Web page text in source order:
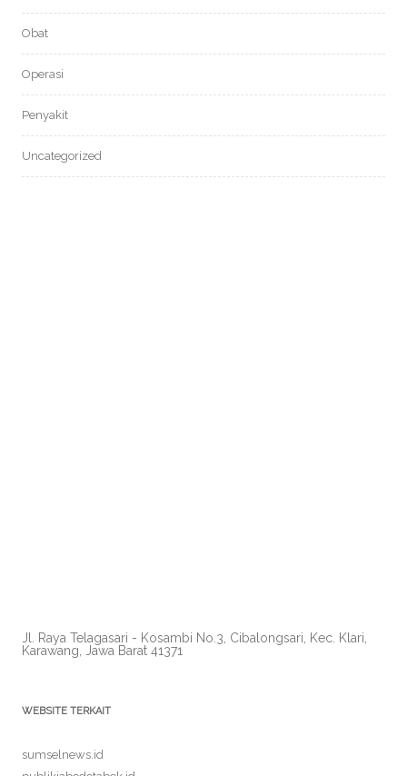
Obat
Operasi
Penyakit
Uncategorized
Jl. Raya Telagasari - Kosambi No.3, Cibalongsari, Kec. Klari,
Karawang, Jawa Barat 41371
WEBSITE TERKAIT
sumselnews.id